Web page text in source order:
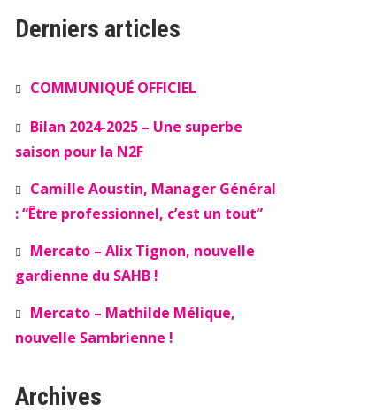
Derniers articles
COMMUNIQUÉ OFFICIEL
Bilan 2024-2025 – Une superbe
saison pour la N2F
Camille Aoustin, Manager Général
: “Être professionnel, c’est un tout”
Mercato – Alix Tignon, nouvelle
gardienne du SAHB !
Mercato – Mathilde Mélique,
nouvelle Sambrienne !
Archives